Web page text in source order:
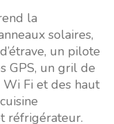
la
solaires,
un pilote
GPS, un gril de
Wi Fi et des haut
réfrigérateur.